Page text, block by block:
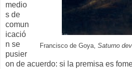
Francisco de Goya, Saturno
medio
s de
comun
icació
n se
pusier
on de acuerdo: si la premisa es